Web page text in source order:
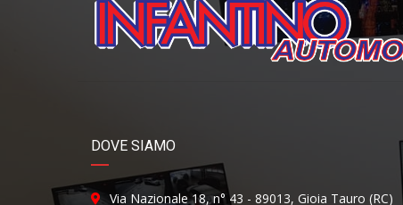
DOVE SIAMO
Via Nazionale 18, n° 43 - 89013, Gioia Tauro (RC)